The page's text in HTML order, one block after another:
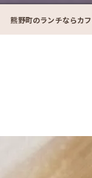
熊野町のランチならカ